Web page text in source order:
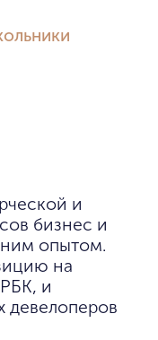
и
бизнес и
опытом.
на
и
девелоперов